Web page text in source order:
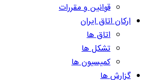
قوانین و مقررات
ارکان اتاق ایران
اتاق ها
تشکل ها
کمیسیون ها
گزارش ها